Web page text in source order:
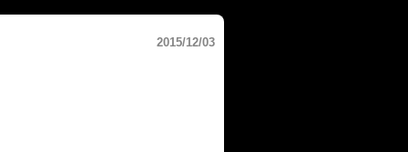
2015/12/03